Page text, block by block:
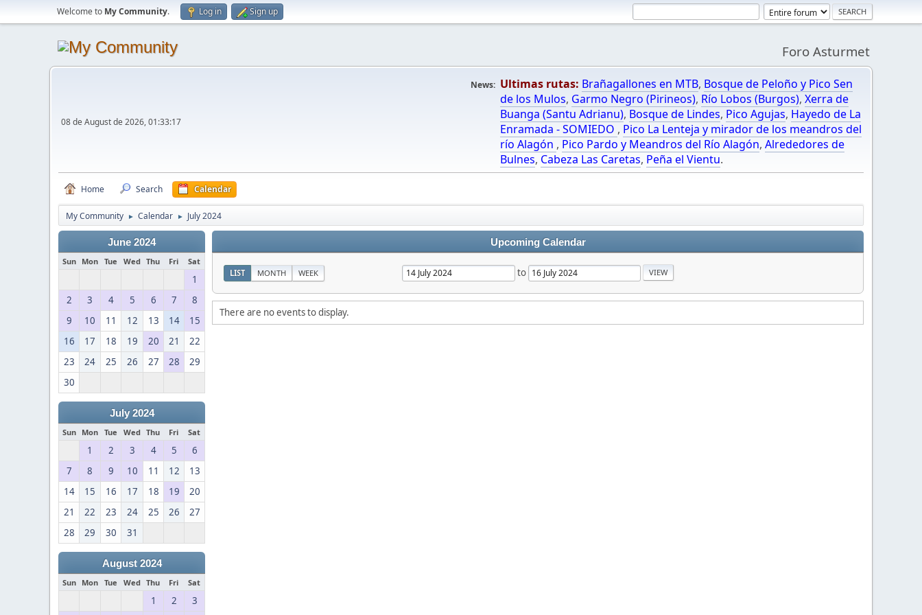
Welcome to My Community. Log in Sign up
Foro Asturmet
08 de August de 2026, 01:33:17
News: Ultimas rutas: Brañagallones en MTB, Bosque de Peloño y Pico Sen
de los Mulos, Garmo Negro (Pirineos), Río Lobos (Burgos), Xerra de
Buanga (Santu Adrianu), Bosque de Lindes, Pico Agujas, Hayedo de La
Enramada - SOMIEDO , Pico La Lenteja y mirador de los meandros del
río Alagón , Pico Pardo y Meandros del Río Alagón, Alrededores de
Bulnes, Cabeza Las Caretas, Peña el Vientu.
Home Search Calendar
My Community ► Calendar ► July 2024
June 2024
Sun Mon Tue Wed Thu Fri Sat
1
2
3 4 5 6 7
8
9
10 11 12 13 14
15
16
17 18 19 20 21
22
23
24 25 26 27 28
29
30
July 2024
Sun Mon Tue Wed Thu Fri Sat
1 2 3 4 5
6
7
8 9 10 11 12
13
14
15 16 17 18 19
20
21
22 23 24 25 26
27
28
29 30 31
August 2024
Sun Mon Tue Wed Thu Fri Sat
1 2 3
Upcoming Calendar
LIST MONTH WEEK to
There are no events to display.